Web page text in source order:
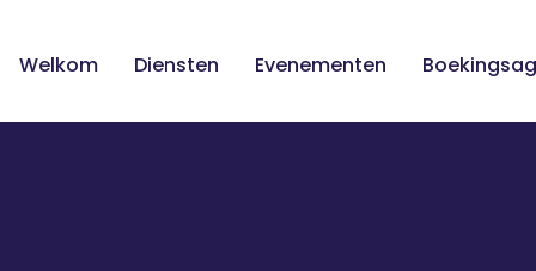
Welkom Diensten Evenementen